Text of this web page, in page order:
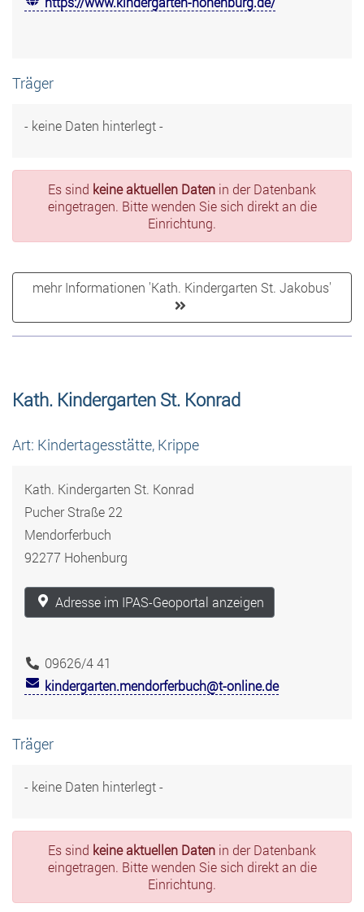
Träger
- keine Daten hinterlegt -
Es sind keine aktuellen Daten in der Datenbank
eingetragen. Bitte wenden Sie sich direkt an die
Einrichtung.
mehr Informationen 'Kath. Kindergarten St. Jakobus'
Kath. Kindergarten St. Konrad
Art: Kindertagesstätte, Krippe
Kath. Kindergarten St. Konrad
Pucher Straße 22
Mendorferbuch
92277 Hohenburg
Adresse im IPAS-Geoportal anzeigen
09626/4 41
kindergarten.mendorferbuch@t-online.de
Träger
- keine Daten hinterlegt -
Es sind keine aktuellen Daten in der Datenbank
eingetragen. Bitte wenden Sie sich direkt an die
Einrichtung.